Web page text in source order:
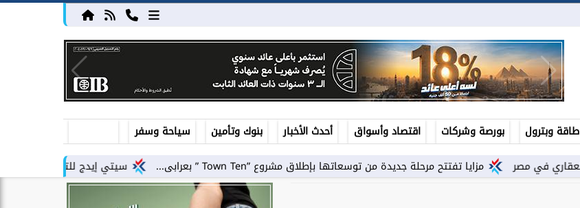
طاقة وبترول بورصة وشركات اقتصاد وأسواق أحدث الأخبار بنوك وتأمين
سياحة وسفر
سيتي إيدج للتطوير العقاري توقع شراكة
مزايا تفتتح مرحلة جديدة من توسعاتها بإطلاق مشروع ”Town Ten ” بعرابى...